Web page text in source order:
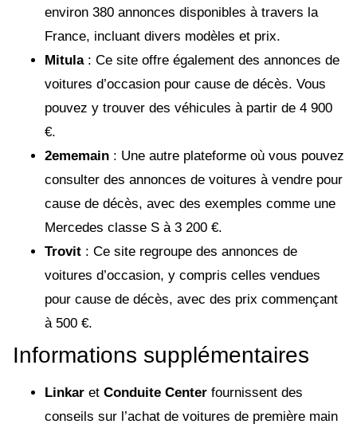
environ 380 annonces disponibles à travers la
France, incluant divers modèles et prix.
Mitula: Ce site offre également des annonces de
voitures d’occasion pour cause de décès. Vous
pouvez y trouver des véhicules à partir de 4 900
€.
2ememain : Une autre plateforme où vous pouvez
consulter des annonces de voitures à vendre pour
cause de décès, avec des exemples comme une
Mercedes classe S à 3 200 €.
Trovit : Ce site regroupe des annonces de
voitures d’occasion, y compris celles vendues
pour cause de décès, avec des prix commençant
à 500 €.
Informations supplémentaires
Linkar et Conduite Center fournissent des
conseils sur l’achat de voitures de première main